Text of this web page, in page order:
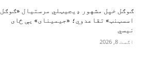
ګوګل خپل مشهور ډیجیټلي مرستیال «ګوګل
اسسټنټ» تقاعدوي؛ «جیمینای» یې ځای
نیسي
اګست 8, 2026